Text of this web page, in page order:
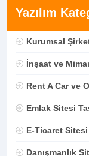
Yazılım
Kurumsal
İnşaat ve
Rent A Car ve
Emlak Sitesi
E-Ticaret Sitesi
Danışmanlık